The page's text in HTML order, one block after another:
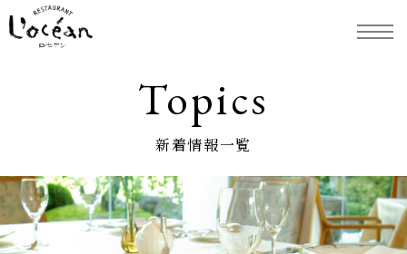
Topics
新着情報一覧